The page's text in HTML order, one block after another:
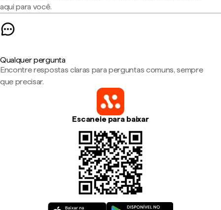
aqui para você.
Qualquer pergunta
Encontre respostas claras para perguntas comuns, sempre
que precisar.
Escaneie para baixar